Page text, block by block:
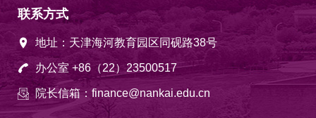
联系方式
地址：天津海河教育园区同砚路38号
办公室 +86（22）23500517
院长信箱：finance@nankai.edu.cn